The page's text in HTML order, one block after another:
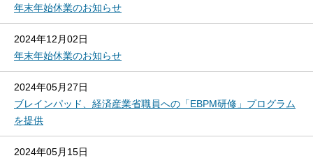
年末年始休業のお知らせ
2024年12月02日
年末年始休業のお知らせ
2024年05月27日
ブレインパッド、経済産業省職員への「EBPM研修」プログラム
を提供
2024年05月15日